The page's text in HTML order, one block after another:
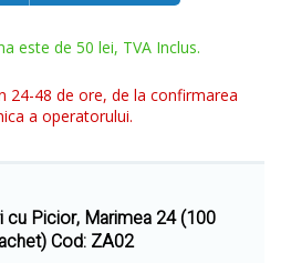
este de 50 lei, TVA Inclus.
24-48 de ore, de la confirmarea
a operatorului.
cu Picior, Marimea 24 (100
Cod: ZA02